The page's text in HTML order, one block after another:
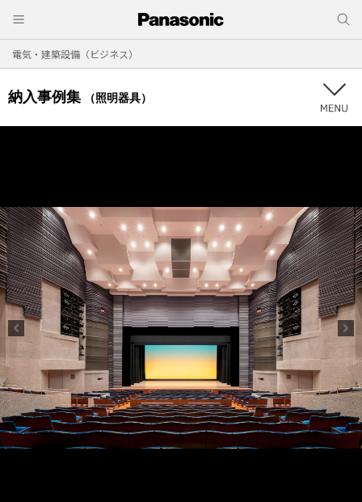
電気・建築設備（ビジネス）
納入事例集 （照明器具）